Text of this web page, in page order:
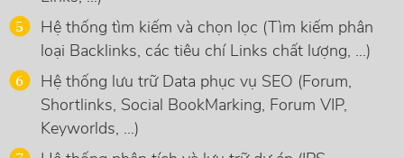
Hệ thống tìm kiếm và chọn lọc (Tìm kiếm phân
loại Backlinks, các tiêu chí Links chất lượng, ...)
Hệ thống lưu trữ Data phục vụ SEO (Forum,
Shortlinks, Social BookMarking, Forum VIP,
Keyworlds, ...)